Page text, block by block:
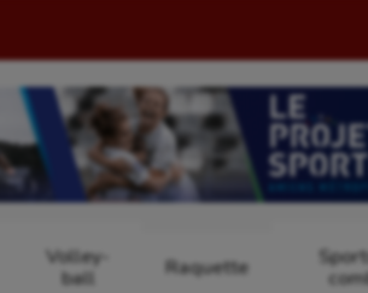
Volley-
ball
Raquette